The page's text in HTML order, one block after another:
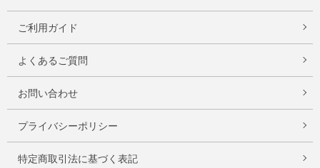
ご利用ガイド
よくあるご質問
お問い合わせ
プライバシーポリシー
特定商取引法に基づく表記